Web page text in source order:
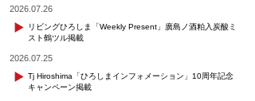
2026.07.26
リビングひろしま「Weekly Present」廣島ノ酒粕入炭酸ミ
スト鶴ツル掲載
2026.07.25
Tj Hiroshima「ひろしまインフォメーション」10周年記念
キャンペーン掲載